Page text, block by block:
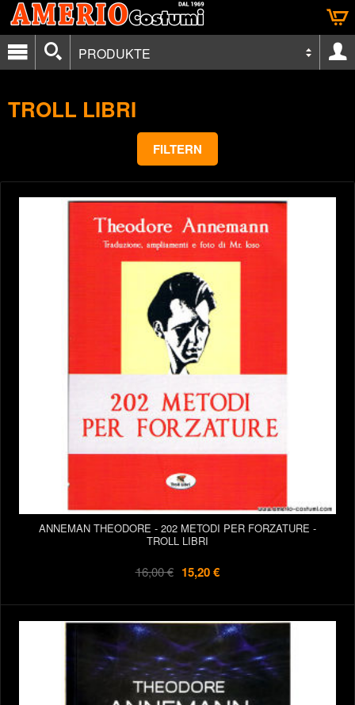
PRODUKTE
TROLL LIBRI
FILTERN
ANNEMAN THEODORE - 202 METODI PER FORZATURE -
TROLL LIBRI
16,00 € 15,20 €